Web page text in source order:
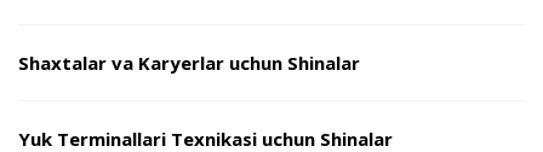
Shaxtalar va Karyerlar uchun Shinalar
Yuk Terminallari Texnikasi uchun Shinalar